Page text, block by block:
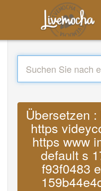
Übersetzen
https
https www
default s
f93f0483